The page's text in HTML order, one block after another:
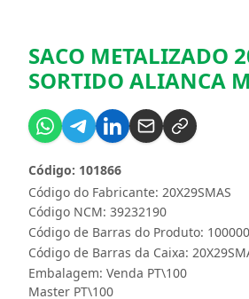
SACO METALIZADO
SORTIDO ALIANCA
Código do Fabricante: 20X29SMAS
Código: 101866
Código NCM: 39232190
Código de Barras do Produto:
Código de Barras da Caixa:
Embalagem: Venda PT\100
Master PT\100